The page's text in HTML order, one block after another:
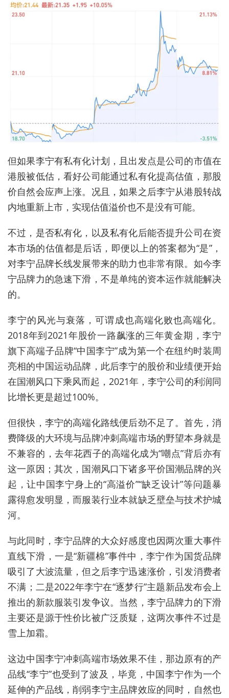
但如果李宁有私有化计划，且出发点是公司的市值在
港股被低估，看好公司能通过私有化提高估值，那股
价自然会应声上涨。况且，如果之后李宁从港股转战
内地重新上市，实现估值溢价也不是没有可能。
不过，是否私有化，以及私有化后能否提升公司在资
本市场的估值都是后话，即便以上的答案都为“是”，
对李宁品牌长线发展带来的助力也非常有限。如今李
宁品牌力的急速下滑，不是单纯的资本运作就能解决
的。
李宁的风光与衰落，可谓成也高端化败也高端化。
2018年到2021年股价一路飙涨的三年黄金期，李宁
旗下高端子品牌“中国李宁”成为第一个在纽约时装周
亮相的中国运动品牌，此后李宁的股价和业绩便开始
在国潮风口下乘风而起，2021年，李宁公司的利润同
比增长更是超过100%。
但很快，李宁的高端化路线便后劲不足了。首先，消
费降级的大环境与品牌冲刺高端市场的野望本身就是
不兼容的，去年花西子的高端化成为“嘲点”背后亦有
这一原因；其次，国潮风口下诸多平价国潮品牌的兴
起，让中国李宁身上的“高溢价”“缺乏设计”等问题暴
露得愈发明显，而服装行业本就缺乏壁垒与技术护城
河。
与此同时，李宁品牌的大众好感度也因两次重大事件
直线下滑，一是“新疆棉”事件中，李宁作为国货品牌
吸引了大波流量，但之后李宁迅速涨价，引发消费者
不满；二是2022年李宁在“逐梦行”主题新品发布会上
推出的新款服装引发争议。当然，李宁品牌力的下滑
主要还是源于性价比被广泛质疑，这两次事件不过是
雪上加霜。
这边中国李宁冲刺高端市场效果不佳，那边原有的产
品线“李宁”也受到了波及，毕竟，中国李宁作为一个
延伸的产品线，削弱李宁主品牌效应的同时，自然也